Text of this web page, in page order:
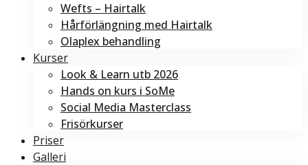
Wefts – Hairtalk
Hårförlängning med Hairtalk
Olaplex behandling
Kurser
Look & Learn utb 2026
Hands on kurs i SoMe
Social Media Masterclass
Frisörkurser
Priser
Galleri